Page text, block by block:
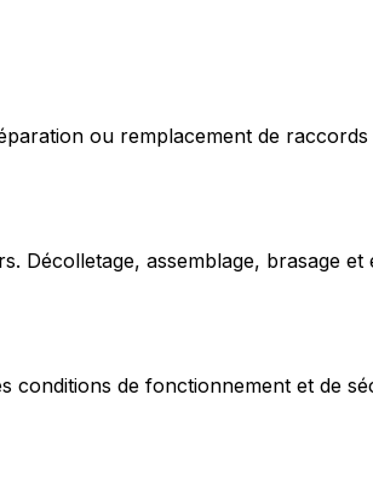
ou remplacement de
Décolletage, assemblage, brasage
de fonctionnement et de